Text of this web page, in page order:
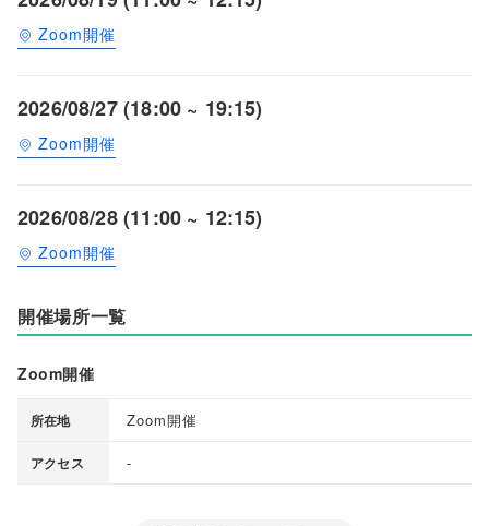
Zoom開催
2026/08/27 (18:00 ~ 19:15)
Zoom開催
2026/08/28 (11:00 ~ 12:15)
Zoom開催
開催場所一覧
Zoom開催
所在地 Zoom開催
アクセス -